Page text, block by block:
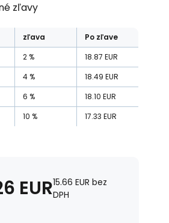
zľavy
zľava
Po zľave
2 % 18.87 EUR
4 % 18.49 EUR
6 % 18.10 EUR
10 % 17.33 EUR
EUR15.66 EUR bez
DPH